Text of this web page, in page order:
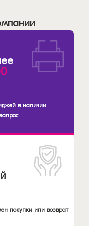
в наличии
покупки или возврат